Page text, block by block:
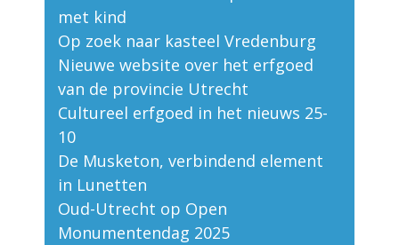
met kind
Op zoek naar kasteel Vredenburg
Nieuwe website over het erfgoed
van de provincie Utrecht
Cultureel erfgoed in het nieuws 25-
10
De Musketon, verbindend element
in Lunetten
Oud-Utrecht op Open
Monumentendag 2025